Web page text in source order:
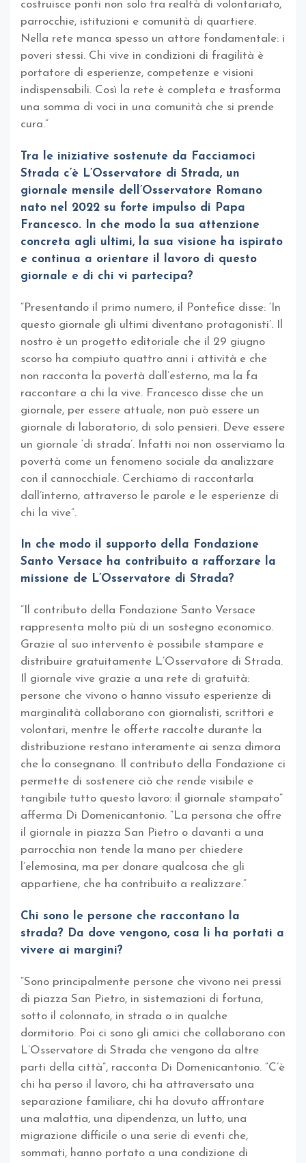
costruisce ponti non solo tra realtà di volontariato,
parrocchie, istituzioni e comunità di quartiere.
Nella rete manca spesso un attore fondamentale: i
poveri stessi. Chi vive in condizioni di fragilità è
portatore di esperienze, competenze e visioni
indispensabili. Così la rete è completa e trasforma
una somma di voci in una comunità che si prende
cura.”
Tra le iniziative sostenute da Facciamoci
Strada c’è L’Osservatore di Strada, un
giornale mensile dell’Osservatore Romano
nato nel 2022 su forte impulso di Papa
Francesco. In che modo la sua attenzione
concreta agli ultimi, la sua visione ha ispirato
e continua a orientare il lavoro di questo
giornale e di chi vi partecipa?
“Presentando il primo numero, il Pontefice disse: ‘In
questo giornale gli ultimi diventano protagonisti’. Il
nostro è un progetto editoriale che il 29 giugno
scorso ha compiuto quattro anni i attività e che
non racconta la povertà dall’esterno, ma la fa
raccontare a chi la vive. Francesco disse che un
giornale, per essere attuale, non può essere un
giornale di laboratorio, di solo pensieri. Deve essere
un giornale ‘di strada’. Infatti noi non osserviamo la
povertà come un fenomeno sociale da analizzare
con il cannocchiale. Cerchiamo di raccontarla
dall’interno, attraverso le parole e le esperienze di
chi la vive”.
In che modo il supporto della Fondazione
Santo Versace ha contribuito a rafforzare la
missione de L’Osservatore di Strada?
“Il contributo della Fondazione Santo Versace
rappresenta molto più di un sostegno economico.
Grazie al suo intervento è possibile stampare e
distribuire gratuitamente L’Osservatore di Strada.
Il giornale vive grazie a una rete di gratuità:
persone che vivono o hanno vissuto esperienze di
marginalità collaborano con giornalisti, scrittori e
volontari, mentre le offerte raccolte durante la
distribuzione restano interamente ai senza dimora
che lo consegnano. Il contributo della Fondazione ci
permette di sostenere ciò che rende visibile e
tangibile tutto questo lavoro: il giornale stampato”
afferma Di Domenicantonio. “La persona che offre
il giornale in piazza San Pietro o davanti a una
parrocchia non tende la mano per chiedere
l’elemosina, ma per donare qualcosa che gli
appartiene, che ha contribuito a realizzare.”
Chi sono le persone che raccontano la
strada? Da dove vengono, cosa li ha portati a
vivere ai margini?
“Sono principalmente persone che vivono nei pressi
di piazza San Pietro, in sistemazioni di fortuna,
sotto il colonnato, in strada o in qualche
dormitorio. Poi ci sono gli amici che collaborano con
L’Osservatore di Strada che vengono da altre
parti della città”, racconta Di Domenicantonio. “C’è
chi ha perso il lavoro, chi ha attraversato una
separazione familiare, chi ha dovuto affrontare
una malattia, una dipendenza, un lutto, una
migrazione difficile o una serie di eventi che,
sommati, hanno portato a una condizione di